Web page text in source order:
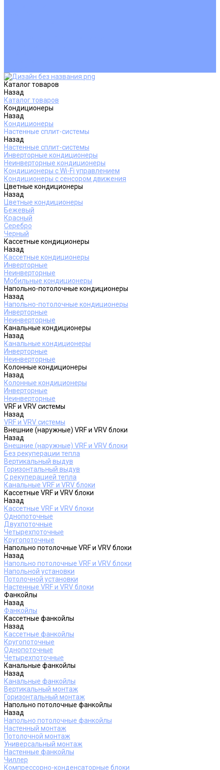
Каталог товаров
Назад
Каталог товаров
Кондиционеры
Назад
Кондиционеры
Настенные сплит-системы
Назад
Настенные сплит-системы
Инверторные кондиционеры
Неинверторные кондиционеры
Кондиционеры с Wi-Fi управлением
Кондиционеры с сенсором движения
Цветные кондиционеры
Назад
Цветные кондиционеры
Бежевый
Красный
Серебро
Черный
Кассетные кондиционеры
Назад
Кассетные кондиционеры
Инверторные
Неинверторные
Мобильные кондиционеры
Напольно-потолочные кондиционеры
Назад
Напольно-потолочные кондиционеры
Инверторные
Неинверторные
Канальные кондиционеры
Назад
Канальные кондиционеры
Инверторные
Неинверторные
Колонные кондиционеры
Назад
Колонные кондиционеры
Инверторные
Неинверторные
VRF и VRV системы
Назад
VRF и VRV системы
Внешние (наружные) VRF и VRV блоки
Назад
Внешние (наружные) VRF и VRV блоки
Без рекуперации тепла
Вертикальный выдув
Горизонтальный выдув
С рекуперацией тепла
Канальные VRF и VRV блоки
Кассетные VRF и VRV блоки
Назад
Кассетные VRF и VRV блоки
Однопоточные
Двухпоточные
Четырехпоточные
Кругопоточные
Напольно потолочные VRF и VRV блоки
Назад
Напольно потолочные VRF и VRV блоки
Напольной установки
Потолочной установки
Настенные VRF и VRV блоки
Фанкойлы
Назад
Фанкойлы
Кассетные фанкойлы
Назад
Кассетные фанкойлы
Кругопоточные
Однопоточные
Четырехпоточные
Канальные фанкойлы
Назад
Канальные фанкойлы
Вертикальный монтаж
Горизонтальный монтаж
Напольно потолочные фанкойлы
Назад
Напольно потолочные фанкойлы
Настенный монтаж
Потолочной монтаж
Универсальный монтаж
Настенные фанкойлы
Чиллер
Компрессорно-конденсаторные блоки